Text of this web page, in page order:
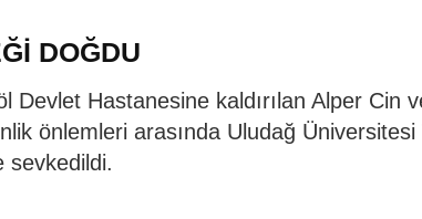
DOĞDU
Devlet Hastanesine kaldırılan Alper Cin
önlemleri arasında Uludağ Üniversitesi
sevkedildi.